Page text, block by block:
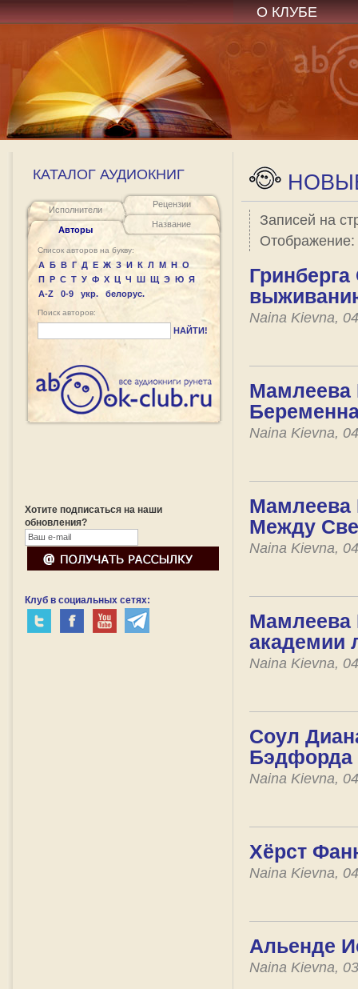
О КЛУБЕ
КАТАЛОГ АУДИОКНИГ
Исполнители
Авторы
Рецензии
Название
Список авторов на букву:
А Б В Г Д Е Ж З И К Л М Н О
П Р С Т У Ф Х Ц Ч Ш Щ Э Ю Я
A-Z
0-9 укр. белорус.
Поиск авторов:
НАЙТИ!
Хотите подписаться на наши
обновления?
Клуб в социальных сетях:
Записей на
Отображение:
Naina Kievna,
Мамлеева
Naina Kievna,
Мамлеева
Между
Naina Kievna,
Мамлеева
академии
Naina Kievna,
Соул
Бэдфорда
Naina Kievna,
Хёрст
Naina Kievna,
Альенде
Naina Kievna,